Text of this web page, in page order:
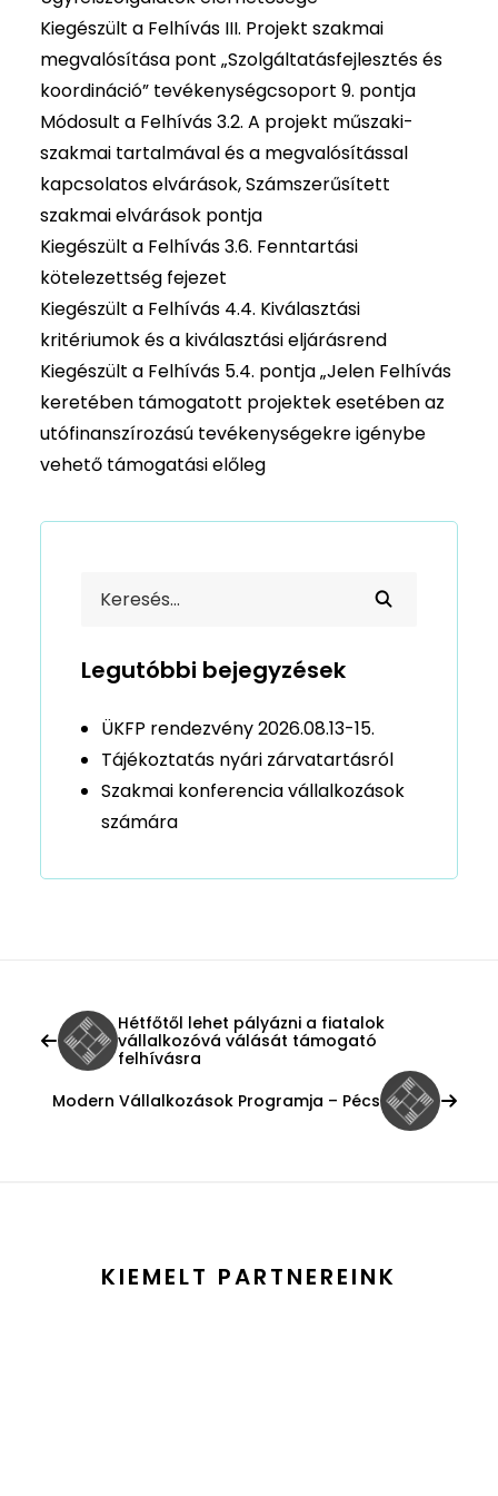
Kiegészült a Felhívás III. Projekt szakmai
megvalósítása pont „Szolgáltatásfejlesztés és
koordináció” tevékenységcsoport 9. pontja
Módosult a Felhívás 3.2. A projekt műszaki-
szakmai tartalmával és a megvalósítással
kapcsolatos elvárások, Számszerűsített
szakmai elvárások pontja
Kiegészült a Felhívás 3.6. Fenntartási
kötelezettség fejezet
Kiegészült a Felhívás 4.4. Kiválasztási
kritériumok és a kiválasztási eljárásrend
Kiegészült a Felhívás 5.4. pontja „Jelen Felhívás
keretében támogatott projektek esetében az
utófinanszírozású tevékenységekre igénybe
vehető támogatási előleg
Legutóbbi bejegyzések
ÜKFP rendezvény 2026.08.13-15.
Tájékoztatás nyári zárvatartásról
Szakmai konferencia vállalkozások
számára
Hétfőtől lehet pályázni a fiatalok
vállalkozóvá válását támogató
felhívásra
Modern Vállalkozások Programja – Pécs
KIEMELT PARTNEREINK